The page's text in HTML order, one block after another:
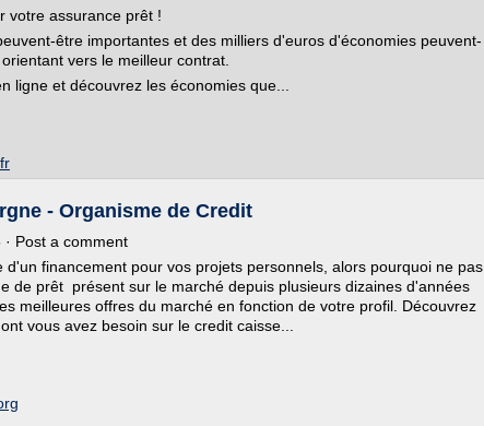
votre assurance prêt !
être importantes et des milliers d'euros d'économies peuvent-
vers le meilleur contrat.
ligne et découvrez les économies que...
- Organisme de Credit
· Post a comment
d'un financement pour vos projets personnels, alors pourquoi ne pas
de prêt présent sur le marché depuis plusieurs dizaines d'années
meilleures offres du marché en fonction de votre profil. Découvrez
vous avez besoin sur le credit caisse...